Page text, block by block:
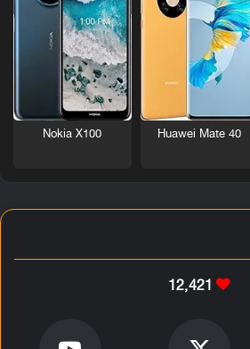
Huawei Mate 40
Nokia X100
12٬421